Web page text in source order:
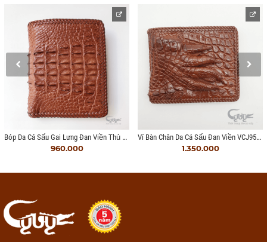
Bóp Da Cá Sấu Gai Lưng Đan Viền Thủ Công
960.000
Ví Bàn Chân Da Cá Sấu Đan Viền VCJ9512HM
1.350.000